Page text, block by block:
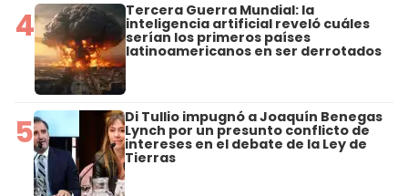
4 Tercera Guerra Mundial: la
inteligencia artificial reveló cuáles
serían los primeros países
latinoamericanos en ser derrotados
5 Di Tullio impugnó a Joaquín Benegas
Lynch por un presunto conflicto de
intereses en el debate de la Ley de
Tierras